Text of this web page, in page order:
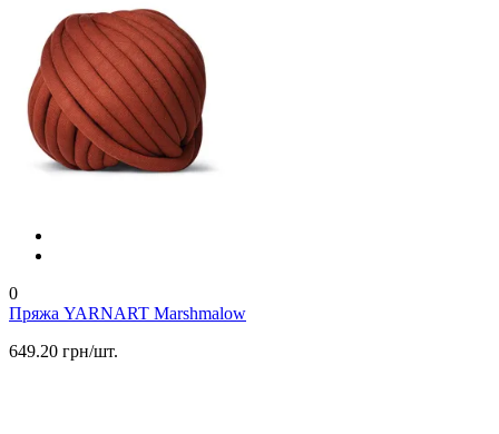
0
Пряжа YARNART Marshmalow
649.20 грн/шт.